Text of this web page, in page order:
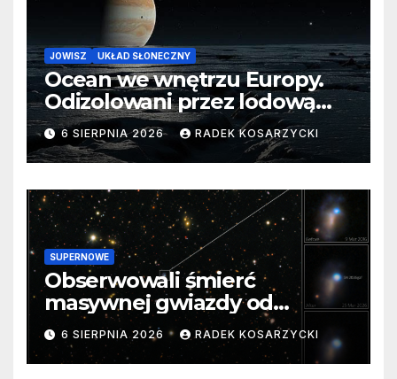
JOWISZ UKŁAD SŁONECZNY
Ocean we wnętrzu Europy.
Odizolowani przez lodową
barierę
6 SIERPNIA 2026 RADEK KOSARZYCKI
SUPERNOWE
Obserwowali śmierć
masywnej gwiazdy od
samego początku. Niezwykle
cenne dane
6 SIERPNIA 2026 RADEK KOSARZYCKI